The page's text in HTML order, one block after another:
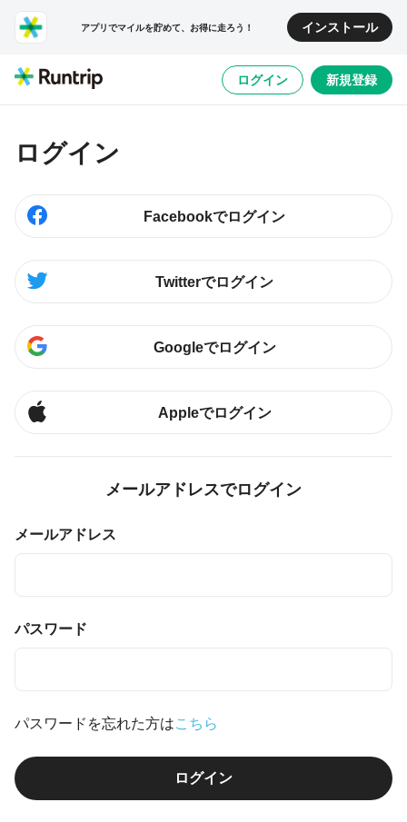
アプリでマイルを貯めて、お得に走ろう！ インストール
ログイン 新規登録
ログイン
Facebookでログイン
Twitterでログイン
Googleでログイン
Appleでログイン
メールアドレスでログイン
メールアドレス
パスワード
パスワードを忘れた方はこちら
ログイン